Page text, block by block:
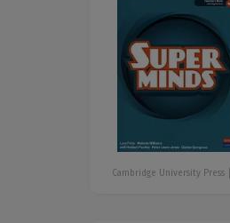
Cambridge University Press